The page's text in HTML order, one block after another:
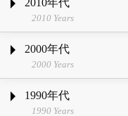
2010年代
2010 Years
2000年代
2000 Years
1990年代
1990 Years